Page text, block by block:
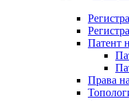
Патент
Права